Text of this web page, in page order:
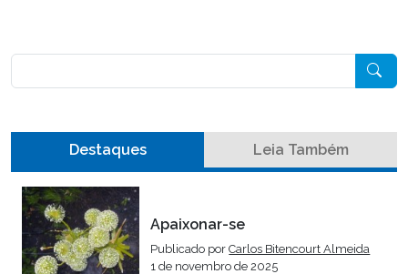
Destaques Leia Também
Apaixonar-se
Publicado porCarlos Bitencourt Almeida
1 de novembro de 2025